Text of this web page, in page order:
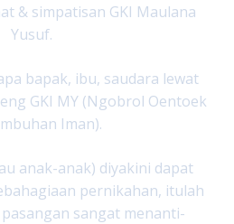
& simpatisan GKI Maulana
Yusuf.
bapak, ibu, saudara lewat
GKI MY (Ngobrol Oentoek
Iman).
anak-anak) diyakini dapat
pernikahan, itulah
sangat menanti-